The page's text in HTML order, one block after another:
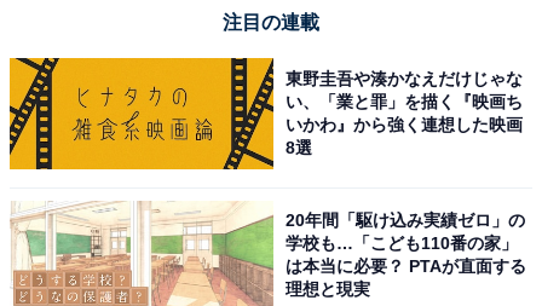
この記事の執筆者：
All About ニュース お買
いもの部
のがもっと楽しく、もっとお得になる情報をお届け。編集部員によ
る独自レビューなど、ここでしか手に入らない情報も満載です。
...続きを読む
注目の連載
東野圭吾や湊かなえだけじゃな
い、「業と罪」を描く『映画ち
いかわ』から強く連想した映画
8選
20年間「駆け込み実績ゼロ」の
学校も…「こども110番の家」
は本当に必要？ PTAが直面する
理想と現実